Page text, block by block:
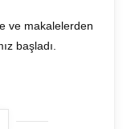
ve makalelerden
başladı.